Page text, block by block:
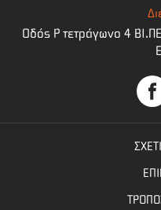
Οδός Ρ τετράγωνο 4